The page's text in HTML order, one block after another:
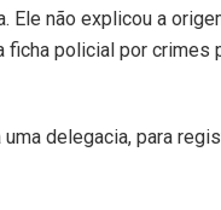
Ele não explicou a
ficha policial por crimes
delegacia, para